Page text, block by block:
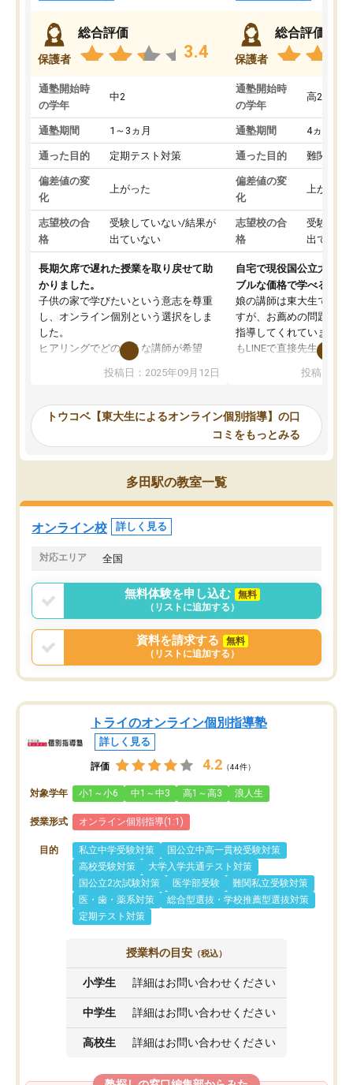
保護者
総合評価
3.4
通塾開始時
の学年
中2
通塾期間 1～3ヵ月
通った目的 定期テスト対策
偏差値の変
化
上がった
志望校の合
格
受験していない/結果が
出ていない
長期欠席で遅れた授業を取り戻せて助
かりました。
子供の家で学びたいという意志を尊重
し、オンライン個別という選択をしま
した。
ヒアリングでどのような講師が希望
か、オプションは付帯するかなど選ぶ
事が出来ました。
ーティングを行い、その講師で良いか
見てから講師を決定する事ができま
す。
うちの子は、初回面談の講師の方で決
オンラインツールを使用した単語帳の
共有があり宿題もそちらで出される形
でした。
言う事で講師変更の申し出があり、あ
まりに短期での変更だった為、塾に通
う事にして退会しました。遅れも取り
戻せ、授業内容や講師の方は良かった
と思います。
投稿日：2025年09月12日
保護者
総合評価
通塾開始時
の学年
高2
通塾期間 4ヵ月～1
通った目的 難関私立
偏差値の変
化
上がった
志望校の合
格
受験して
出ていな
自宅で現役国公立大学生
ブルな価格で学べる
娘の講師は東大生では無
すが、お薦めの問題集や
指導してくれています。
もLINEで直接先生に質問
めれるので、個人に合
いなのがあり(有料)、受
ことをどんなスケジュー
くか相談したのですが、
ち期待したものではなく
くなってきたようなので
投稿日：
トウコベ【東大生によるオンライン個別指導】の口
コミをもっとみる
多田駅の教室一覧
オンライン校 詳しく見る
対応エリア 全国
無料体験を申し込む
無料
（リストに追加する）
資料を請求する
無料
（リストに追加する）
トライのオンライン個別指導塾
詳しく見る
評価 4.2 （44件）
対象学年 小1～小6 中1～中3 高1～高3 浪人生
授業形式 オンライン個別指導(1:1)
目的 私立中学受験対策
国公立中高一貫校受験対策
高校受験対策
大学入学共通テスト対策
国公立2次試験対策
医学部受験
難関私立受験対策
医・歯・薬系対策
総合型選抜・学校推薦型選抜対策
定期テスト対策
授業料の目安 （税込）
小学生 詳細はお問い合わせください
中学生 詳細はお問い合わせください
高校生 詳細はお問い合わせください